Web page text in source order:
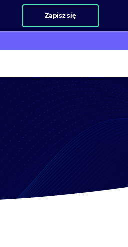
Zapisz się